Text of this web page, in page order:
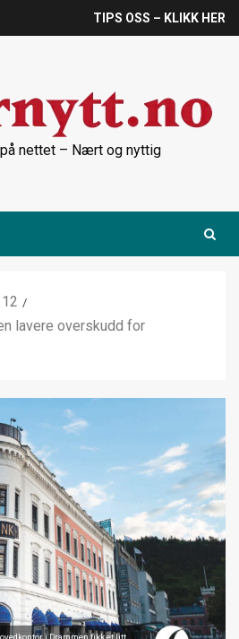
TIPS OSS – KLIKK HER
nettet – Nært og nyttig
12
lavere overskudd for
i Drammen fikk et litt